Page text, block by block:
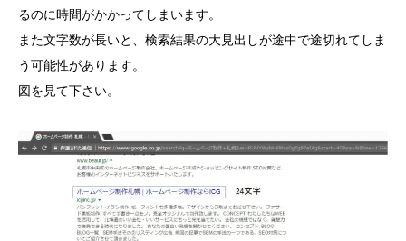
るのに時間がかかってしまいます。
また文字数が長いと、検索結果の大見出しが途中で途切れてしま
う可能性があります。
図を見て下さい。